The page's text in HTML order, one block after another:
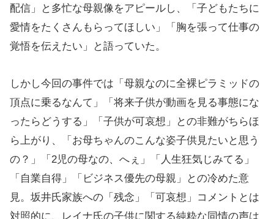
配信」と多忙な母親像をアピールし、「子どもたちに
愛情をたくさんもらってほしい」「胸を張って仕事の
覚悟を伝えたい」と語っていた。
しかし今回の事件では「母親なのに全裸ピラミッドの
頂点に乗るなんて」「将来子供が動画を見る事態にな
ったらどうする」「子供が可哀想」との非難がちらほ
ら上がり、「お母ちゃんのこんな姿子供見たいと思う
の？」「2児の母なの、へぇ」「人生狂気じみてる」
「自業自得」「ビジネス優先の母親」との冷めた意
見。坂井氏家族への「残念」「可哀想」コメントとは
対照的に、レイナ氏の子供に関する純粋な同情の声は